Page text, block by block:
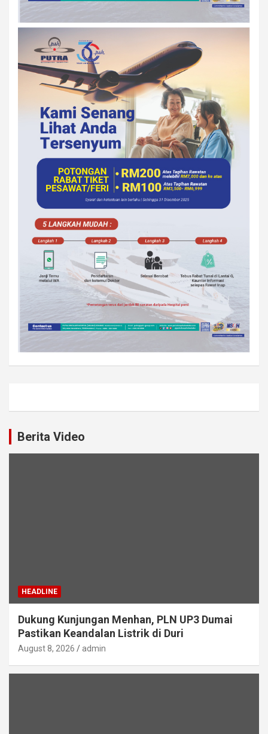
Berita Video
HEADLINE
Dukung Kunjungan Menhan, PLN UP3 Dumai
Pastikan Keandalan Listrik di Duri
August 8, 2026 admin